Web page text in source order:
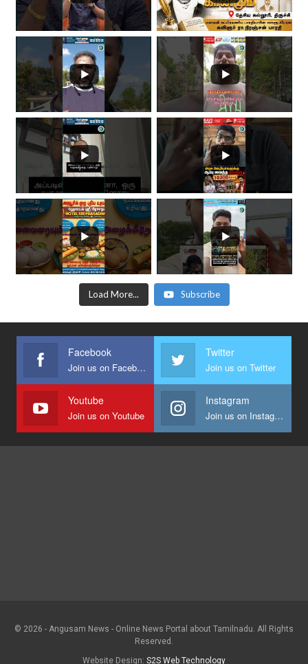
Load More... Subscribe
Facebook
Join us on Facebook
Twitter
Join us on Twitter
Youtube
Join us on Youtube
Instagram
Join us on Instagram
© 2026 - Angusam News - Online News Portal about Tamilnadu. All Rights
Reserved.
Website Design: S2S Web Technology